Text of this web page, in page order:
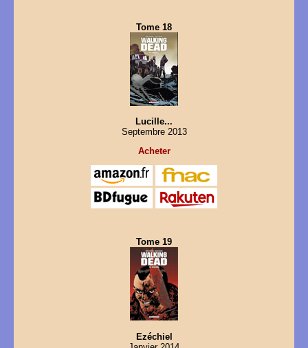
Tome 18
Lucille...
Septembre 2013
Acheter
Tome 19
Ezéchiel